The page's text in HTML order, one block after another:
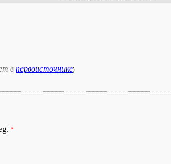
в первоисточнике)
*